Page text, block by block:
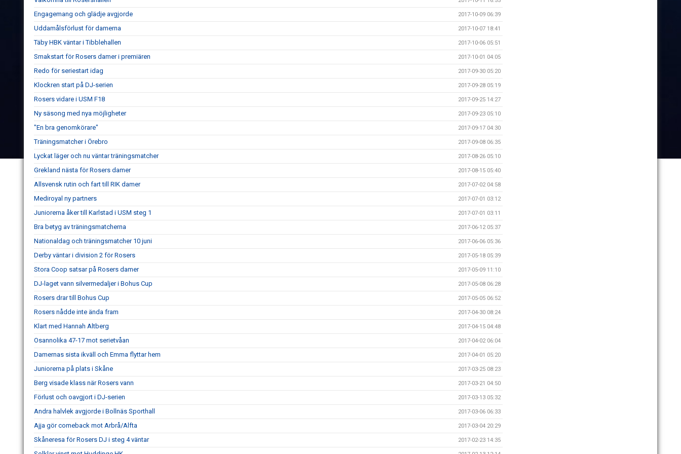
Engagemang och glädje avgjorde 2017-10-09 06:39
Uddamålsförlust för damerna 2017-10-07 18:41
Täby HBK väntar i Tibblehallen 2017-10-06 05:51
Smakstart för Rosers damer i premiären 2017-10-01 04:05
Redo för seriestart idag 2017-09-30 05:20
Klockren start på DJ-serien 2017-09-28 05:19
Rosers vidare i USM F18 2017-09-25 14:27
Ny säsong med nya möjligheter 2017-09-23 05:10
"En bra genomkörare" 2017-09-17 04:30
Träningsmatcher i Örebro 2017-09-08 06:35
Lyckat läger och nu väntar träningsmatcher 2017-08-26 05:10
Grekland nästa för Rosers damer 2017-08-15 05:40
Allsvensk rutin och fart till RIK damer 2017-07-02 04:58
Mediroyal ny partners 2017-07-01 03:12
Juniorerna åker till Karlstad i USM steg 1 2017-07-01 03:11
Bra betyg av träningsmatcherna 2017-06-12 05:37
Nationaldag och träningsmatcher 10 juni 2017-06-06 05:36
Derby väntar i division 2 för Rosers 2017-05-18 05:39
Stora Coop satsar på Rosers damer 2017-05-09 11:10
DJ-laget vann silvermedaljer i Bohus Cup 2017-05-08 06:28
Rosers drar till Bohus Cup 2017-05-05 06:52
Rosers nådde inte ända fram 2017-04-30 08:24
Klart med Hannah Altberg 2017-04-15 04:48
Osannolika 47-17 mot serietvåan 2017-04-02 06:04
Damernas sista ikväll och Emma flyttar hem 2017-04-01 05:20
Juniorerna på plats i Skåne 2017-03-25 08:23
Berg visade klass när Rosers vann 2017-03-21 04:50
Förlust och oavgjort i DJ-serien 2017-03-13 05:32
Andra halvlek avgjorde i Bollnäs Sporthall 2017-03-06 06:33
Ajja gör comeback mot Arbrå/Alfta 2017-03-04 20:29
Skåneresa för Rosers DJ i steg 4 väntar 2017-02-23 14:35